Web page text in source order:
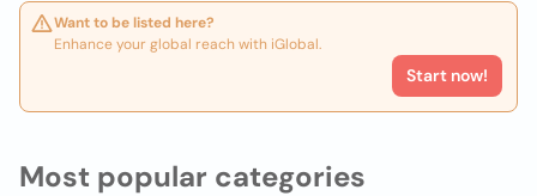
Want to be listed here?
Enhance your global reach with iGlobal.
Start now!
Most popular categories